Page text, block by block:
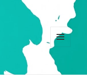
MENU
WIDGETS